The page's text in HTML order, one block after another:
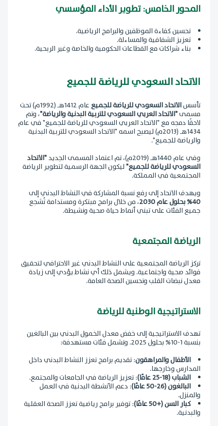
المحور الخامس: تطوير الأداء المؤسسي
تحسين كفاءة الموظفين والبرامج الرياضية.
تعزيز الشفافية والمساءلة.
بناء شراكات مع القطاعات الحكومية والخاصة وغير الربحية.
الاتحاد السعودي للرياضة للجميع
تأسسالاتحاد السعودي للرياضة للجميع
عام 1412هـ (1992م) تحت
مسمى"الاتحاد العربي السعودي للتربية البدنية والرياضة"، وتم
لاحقًا دمجه مع "الاتحاد العربي السعودي للرياضة للجميع" في عام
1434هـ (2013م) ليصبح اسمه "الاتحاد السعودي للتربية البدنية
والرياضة للجميع".
وفي عام 1440هـ (2019م)، تم اعتماد المسمى الجديد
"الاتحاد
السعودي للرياضة للجميع"ليكون الجهة الرسمية لتطوير الرياضة
المجتمعية في المملكة.
ويهدف الاتحاد إلى رفع نسبة المشاركة في النشاط البدني إلى
40% بحلول عام 2030
، من خلال برامج مبتكرة ومستدامة تُشجع
جميع الفئات على تبني أنماط حياة صحية ونشيطة.
الرياضة المجتمعية
تركز الرياضة المجتمعية على النشاط البدني غير الاحترافي لتحقيق
فوائد صحية واجتماعية. ويشمل ذلك أي نشاط يؤدي إلى زيادة
معدل نبضات القلب وتحسين الصحة العامة.
الاستراتيجية الوطنية للرياضة
تهدف الاستراتيجية إلى خفض معدل الخمول البدني بين البالغين
بنسبة 1-10% بحلول 2025. وتشمل فئات مستهدفة:
الأطفال والمراهقون: تقديم برامج تعزز النشاط البدني داخل
المدارس وخارجها.
الشباب (18-25 عامًا)
: تعزيز الرياضة في الجامعات والمجتمع.
البالغون (26-50 عامًا)
: دعم الأنشطة البدنية في العمل
والمنزل.
كبار السن (+50 عامًا)
: توفير برامج رياضية تعزز الصحة العقلية
والبدنية.